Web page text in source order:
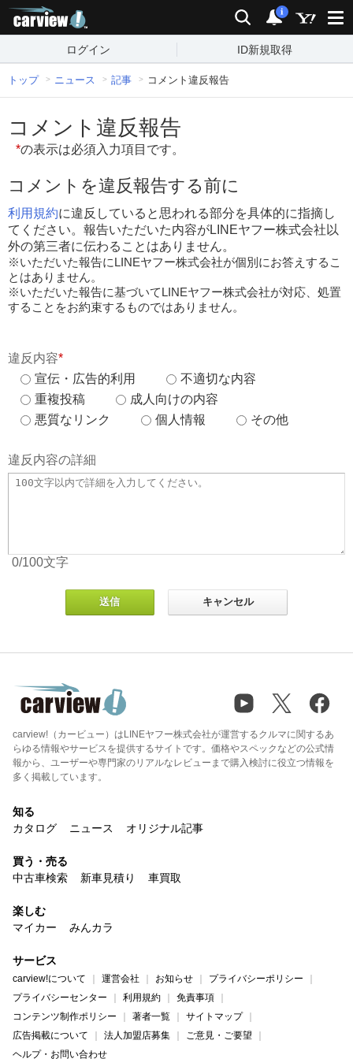
検索 通知
i
ログイン ID新規取得
トップ ニュース 記事 コメント違反報告
コメント違反報告
*の表示は必須入力項目です。
コメントを違反報告する前に
利用規約に違反していると思われる部分を具体的に指摘し
てください。報告いただいた内容がLINEヤフー株式会社以
外の第三者に伝わることはありません。
※いただいた報告にLINEヤフー株式会社が個別にお答えするこ
とはありません。
※いただいた報告に基づいてLINEヤフー株式会社が対応、処置
することをお約束するものではありません。
違反内容*
宣伝・広告的利用
不適切な内容
重複投稿
成人向けの内容
悪質なリンク
個人情報 その他
違反内容の詳細
0/100文字
carview!（カービュー）はLINEヤフー株式会社が運営するクルマに関するあ
らゆる情報やサービスを提供するサイトです。価格やスペックなどの公式情
報から、ユーザーや専門家のリアルなレビューまで購入検討に役立つ情報を
多く掲載しています。
知る
カタログ
ニュース オリジナル記事
買う・売る
中古車検索
新車見積り 車買取
楽しむ
マイカー
みんカラ
サービス
carview!について 運営会社 お知らせ
プライバシーポリシー
プライバシーセンター
利用規約
免責事項
コンテンツ制作ポリシー
著者一覧
サイトマップ
広告掲載について
法人加盟店募集
ご意見・ご要望
ヘルプ・お問い合わせ